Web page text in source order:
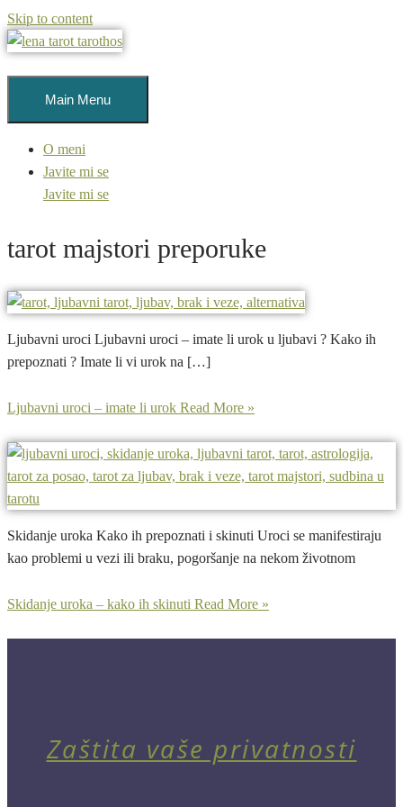
Skip to content
Main Menu
O meni
Javite mi se
Javite mi se
tarot majstori preporuke
Ljubavni uroci Ljubavni uroci – imate li urok u ljubavi ? Kako ih
prepoznati ? Imate li vi urok na […]
Ljubavni uroci – imate li urok Read More »
Skidanje uroka Kako ih prepoznati i skinuti Uroci se manifestiraju
kao problemi u vezi ili braku, pogoršanje na nekom životnom
Skidanje uroka – kako ih skinuti Read More »
Zaštita vaše privatnosti